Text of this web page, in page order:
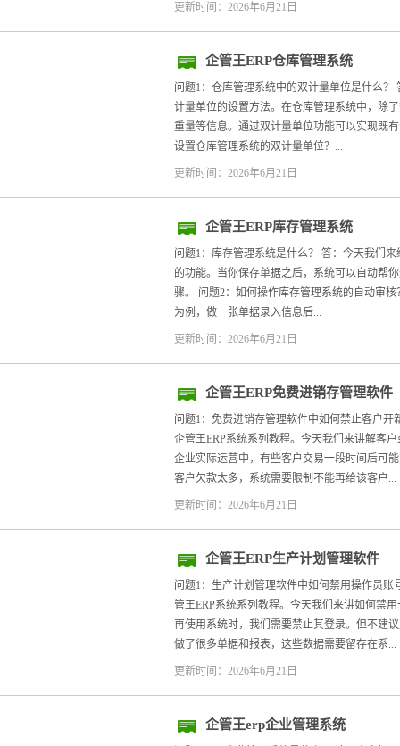
更新时间：2026年6月21日
企管王ERP仓库管理系统
问题1：仓库管理系统中的双计量单位是什么？
计量单位的设置方法。在仓库管理系统中，除
重量等信息。通过双计量单位功能可以实现既
设置仓库管理系统的双计量单位？...
更新时间：2026年6月21日
企管王ERP库存管理系统
问题1：库存管理系统是什么？ 答：今天我们
的功能。当你保存单据之后，系统可以自动帮
骤。 问题2：如何操作库存管理系统的自动审
为例，做一张单据录入信息后...
更新时间：2026年6月21日
企管王ERP免费进销存管理软件
问题1：免费进销存管理软件中如何禁止客户
企管王ERP系统系列教程。今天我们来讲解客
企业实际运营中，有些客户交易一段时间后可
客户欠款太多，系统需要限制不能再给该客户...
更新时间：2026年6月21日
企管王ERP生产计划管理软件
问题1：生产计划管理软件中如何禁用操作员
管王ERP系统系列教程。今天我们来讲如何禁
再使用系统时，我们需要禁止其登录。但不建
做了很多单据和报表，这些数据需要留存在系...
更新时间：2026年6月21日
企管王erp企业管理系统